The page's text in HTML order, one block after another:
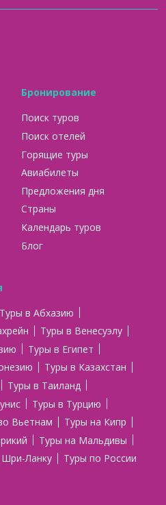
Бронирование
Поиск туров
Поиск отелей
Горящие туры
Авиабилеты
Предложения дня
Страны
Календарь туров
Блог
Туры в Абхазию
Туры в Венесуэлу
Туры в Египет
Туры в Казахстан
Туры в Таиланд
Туры в Турцию
Вьетнам
Туры на Кипр
Туры на Мальдивы
Ланку Туры по России